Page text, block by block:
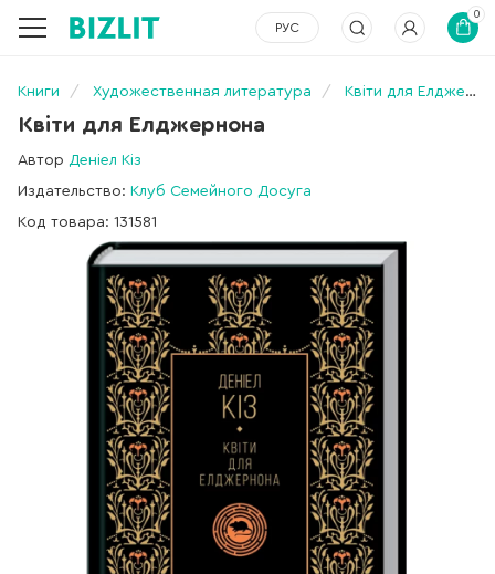
РУС
0
Книги Художественная литература Квіти для Елджернона
Квіти для Елджернона
Автор Деніел Кіз
Издательство: Клуб Семейного Досуга
Код товара: 131581